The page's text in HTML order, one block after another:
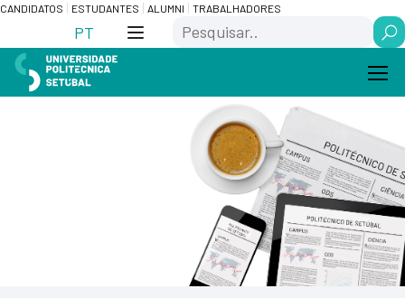
Skip
Content
Saltar
navegação
CANDIDATOS ESTUDANTES ALUMNI TRABALHADORES
PT Search